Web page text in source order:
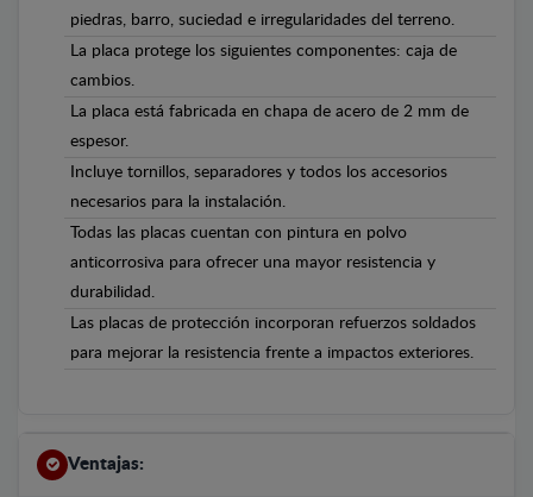
piedras, barro, suciedad e irregularidades del terreno.
La placa protege los siguientes componentes: caja de
cambios.
La placa está fabricada en chapa de acero de 2 mm de
espesor.
Incluye tornillos, separadores y todos los accesorios
necesarios para la instalación.
Todas las placas cuentan con pintura en polvo
anticorrosiva para ofrecer una mayor resistencia y
durabilidad.
Las placas de protección incorporan refuerzos soldados
para mejorar la resistencia frente a impactos exteriores.
Ventajas: